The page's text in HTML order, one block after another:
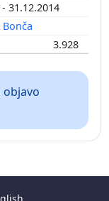
31.12.2014
Bonča
3.928
objavo